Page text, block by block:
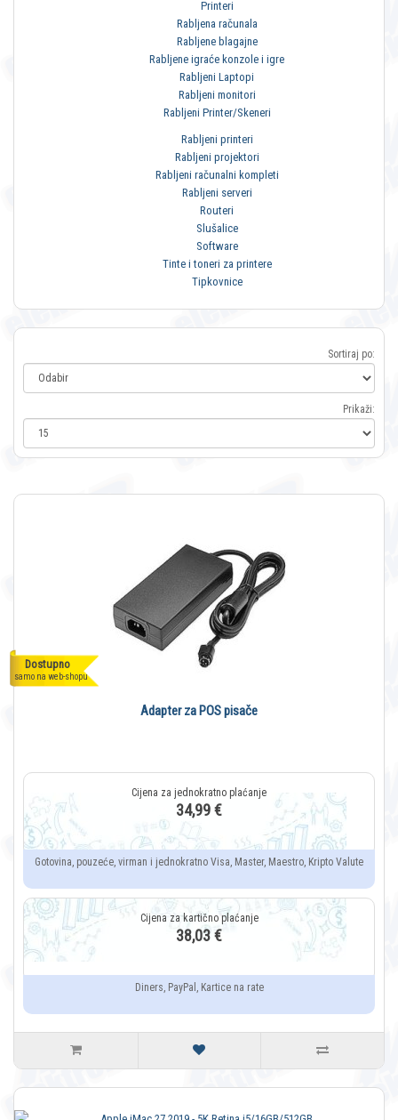
Printeri
Rabljena računala
Rabljene blagajne
Rabljene igraće konzole i igre
Rabljeni Laptopi
Rabljeni monitori
Rabljeni Printer/Skeneri
Rabljeni printeri
Rabljeni projektori
Rabljeni računalni kompleti
Rabljeni serveri
Routeri
Slušalice
Software
Tinte i toneri za printere
Tipkovnice
Sortiraj po:
Prikaži:
Dostupno
samo na web-shopu
Adapter za POS pisače
34,99 €
Gotovina, pouzeće, virman i jednokratno Visa, Master, Maestro, Kripto Valute
38,03 €
Diners, PayPal, Kartice na rate